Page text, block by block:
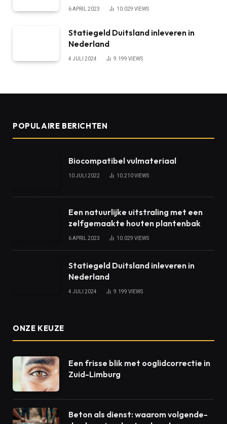
6 APRIL 2023 10.029 VIEWS
Statiegeld Duitsland inleveren in
Nederland
4 JULI 2024 9.199 VIEWS
POPULAIRE BERICHTEN
Biocompatibel vulmateriaal
10 JULI 2022 10.210VIEWS
Een natuurlijke uitstraling met een
zelfgemaakte houten plantenbak
6 APRIL 2023 10.029 VIEWS
Statiegeld Duitsland inleveren in
Nederland
4 JULI 2024 9.199 VIEWS
ONZE KEUZE
Een frisse blik met ooglidcorrectie in
Zuid-Limburg
Beton als dienst: waarom volgende-